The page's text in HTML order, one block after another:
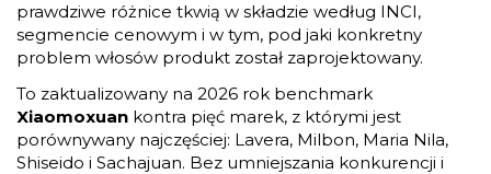
prawdziwe różnice tkwią w składzie według INCI,
segmencie cenowym i w tym, pod jaki konkretny
problem włosów produkt został zaprojektowany.
To zaktualizowany na 2026 rok benchmark
Xiaomoxuan kontra pięć marek, z którymi jest
porównywany najczęściej: Lavera, Milbon, Maria Nila,
Shiseido i Sachajuan. Bez umniejszania konkurencji i